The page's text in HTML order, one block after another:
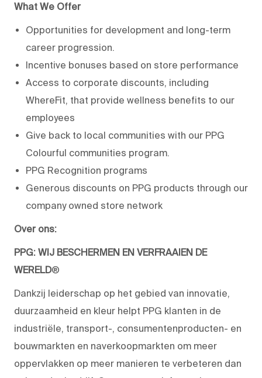
What We Offer
Opportunities for development and long-term
career progression.
Incentive bonuses based on store performance
Access to corporate discounts, including
WhereFit, that provide wellness benefits to our
employees
Give back to local communities with our PPG
Colourful communities program.
PPG Recognition programs
Generous discounts on PPG products through our
company owned store network
Over ons:
PPG: WIJ BESCHERMEN EN VERFRAAIEN DE
WERELD®
Dankzij leiderschap op het gebied van innovatie,
duurzaamheid en kleur helpt PPG klanten in de
industriële, transport-, consumentenproducten- en
bouwmarkten en naverkoopmarkten om meer
oppervlakken op meer manieren te verbeteren dan